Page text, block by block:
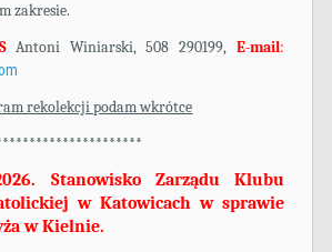
zakresie.
Antoni Winiarski, 508 290199,E-mail:
rekolekcji podam wkrótce
Stanowisko Zarządu Klubu
w Katowicach w sprawie
w Kielnie.